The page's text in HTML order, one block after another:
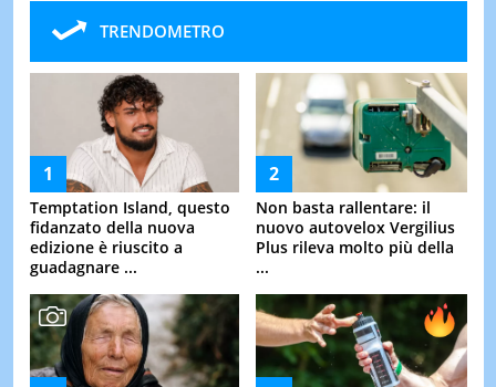
TRENDOMETRO
Temptation Island, questo
fidanzato della nuova
edizione è riuscito a
guadagnare ...
Non basta rallentare: il
nuovo autovelox Vergilius
Plus rileva molto più della
...